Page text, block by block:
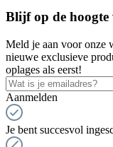
Blijf op de hoogte
Meld je aan voor onze
nieuwe exclusieve
oplages als eerst!
Aanmelden
Je bent succesvol